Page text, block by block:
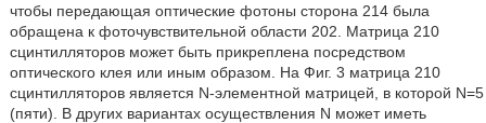
чтобы передающая оптические фотоны сторона 214 была
обращена к фоточувствительной области 202. Матрица 210
сцинтилляторов может быть прикреплена посредством
оптического клея или иным образом. На Фиг. 3 матрица 210
сцинтилляторов является N-элементной матрицей, в которой N=5
(пяти). В других вариантах осуществления N может иметь